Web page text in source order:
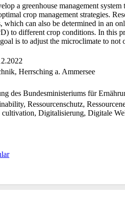
a greenhouse management
crop management strategies.
which can also be determined in an
to different crop conditions. In this
is to adjust the microclimate to
Herrsching a. Ammersee
des Bundesministeriums für
Ressourcenschutz,
cultivation, Digitalisierung, Digitale